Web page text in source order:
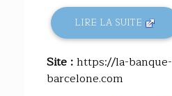
LIRE LA SUITE
Site :https://la-
barcelone.com